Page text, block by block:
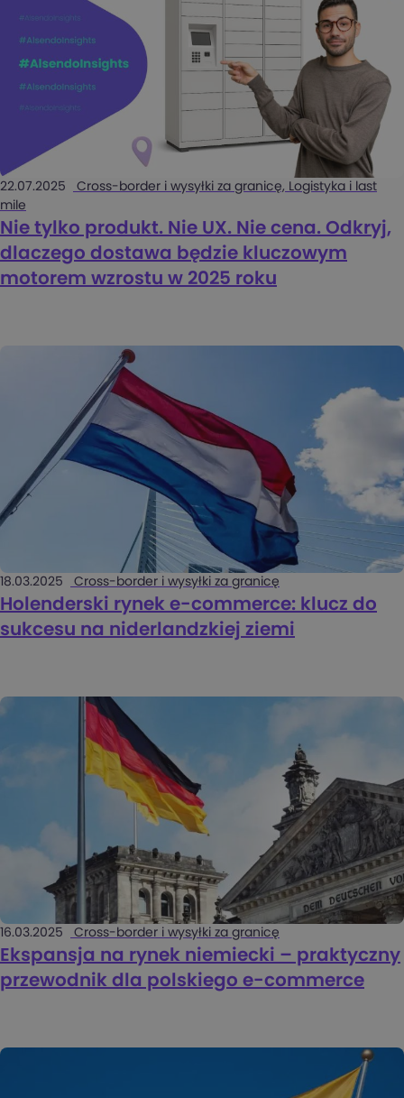
22.07.2025
Cross-border i wysyłki za granicę, Logistyka i last
mile
Nie tylko produkt. Nie UX. Nie cena. Odkryj,
dlaczego dostawa będzie kluczowym
motorem wzrostu w 2025 roku
18.03.2025 Cross-border i wysyłki za granicę
Holenderski rynek e-commerce: klucz do
sukcesu na niderlandzkiej ziemi
16.03.2025 Cross-border i wysyłki za granicę
Ekspansja na rynek niemiecki – praktyczny
przewodnik dla polskiego e-commerce